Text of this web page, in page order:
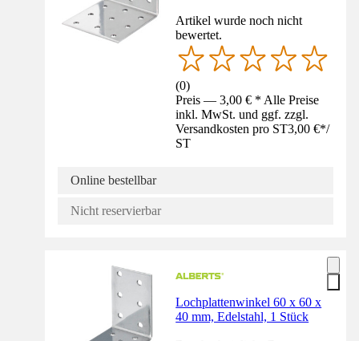
Artikel wurde noch nicht
bewertet.
(0)
Preis — 3,00 € * Alle Preise
inkl. MwSt. und ggf. zzgl.
Versandkosten pro ST3,00 €*/
ST
Online bestellbar
Nicht reservierbar
Lochplattenwinkel 60 x 60 x
40 mm, Edelstahl, 1 Stück